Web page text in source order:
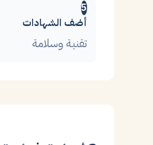
5
أضف الشهادات
تقنية وسلامة